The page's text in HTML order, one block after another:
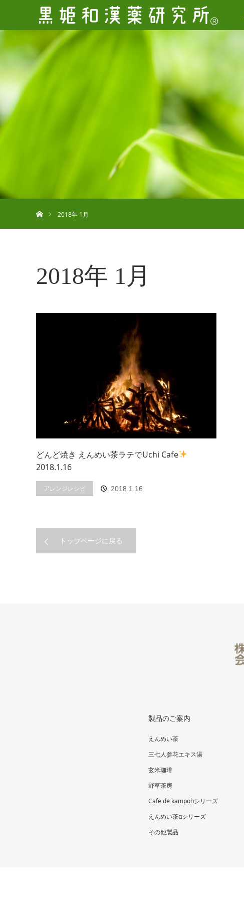
2018年 1月
2018年 1月
どんど焼き えんめい茶ラテでUchi Cafe
2018.1.16
アレンジレシピ 2018.1.16
トップページに戻る
製品のご案内
えんめい茶
三七人参花エキス湯
玄米珈琲
野草茶房
Cafe de kampohシリーズ
えんめい茶αシリーズ
その他製品